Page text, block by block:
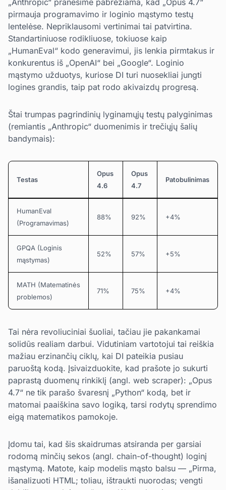
pirmauja programavimo ir loginio mąstymo testų
lentelėse. Nepriklausomi vertinimai tai patvirtina.
Standartiniuose rodikliuose, tokiuose kaip
„HumanEval“ kodo generavimui, jis lenkia pirmtakus ir
konkurentus iš „OpenAI“ bei „Google“. Loginio
mąstymo užduotys, kuriose DI turi nuosekliai jungti
logines grandis, taip pat rodo akivaizdų progresą.
Štai trumpas pagrindinių lyginamųjų testų palyginimas
(remiantis „Anthropic“ duomenimis ir trečiųjų šalių
bandymais):
Testas
Opus
4.6
Opus
4.7
Patobulinimas
HumanEval
(Programavimas)
88% 92% +4%
GPQA (Loginis
mąstymas)
52% 57% +5%
MATH (Matematinės
problemos)
71% 75% +4%
Tai nėra revoliuciniai šuoliai, tačiau jie pakankamai
solidūs realiam darbui. Vidutiniam vartotojui tai reiškia
mažiau erzinančių ciklų, kai DI pateikia pusiau
paruoštą kodą. Įsivaizduokite, kad prašote jo sukurti
paprastą duomenų rinkiklį (angl. web scraper): „Opus
4.7“ ne tik parašo švaresnį „Python“ kodą, bet ir
matomai paaiškina savo logiką, tarsi rodytų sprendimo
eigą matematikos pamokoje.
Įdomu tai, kad šis skaidrumas atsiranda per garsiai
rodomą minčių sekos (angl. chain-of-thought) loginį
mąstymą. Matote, kaip modelis mąsto balsu — „Pirma,
išanalizuoti HTML; toliau, ištraukti nuorodas; vengti